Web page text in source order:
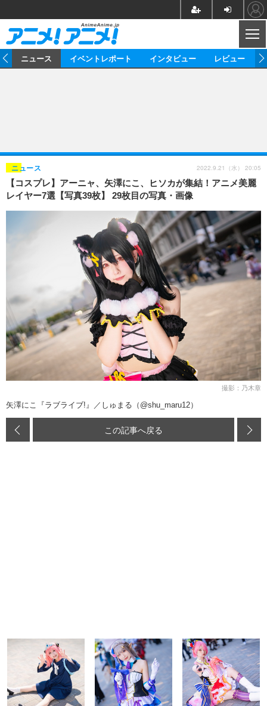
ゲーム グッズ
海外イベント ビジネス
俳優・タレント アーティスト
ビジネス
アニメ 実写
書評 イベント
ゲーム 座談会
動画
アニメ 映画/ドラマ
アニメ！アニメ！TV ABEMA Cafe
連載・コラム
ニュース イベントレポート インタビュー レビュー
【コスプレ】アーニャ、矢澤にこ、ヒソカが集結！アニメ美麗
レイヤー7選【写真39枚】 29枚目の写真・画像
ニュース 2022.9.21（水） 20:05
撮影：乃木章
矢澤にこ『ラブライブ!』／しゅまる（@shu_maru12）
この記事へ戻る